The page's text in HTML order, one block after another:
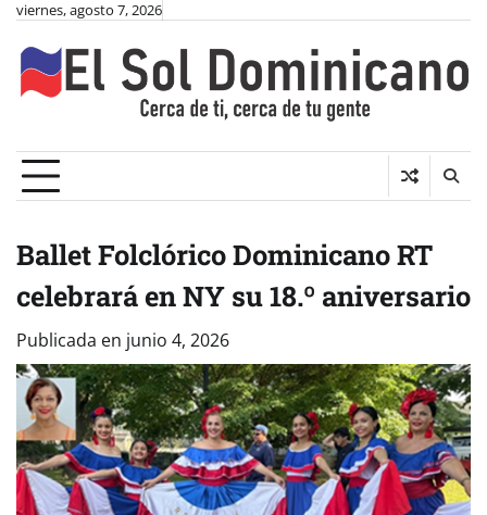
Skip
content
viernes, agosto 7, 2026
Ballet Folclórico Dominicano RT
celebrará en NY su 18.º aniversario
Publicada en junio 4, 2026